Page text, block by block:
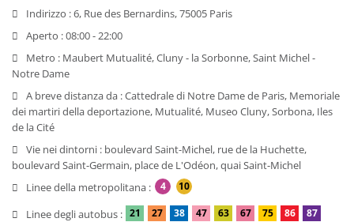
Indirizzo :6, Rue des Bernardins, 75005 Paris
Aperto :08:00 - 22:00
Metro : Maubert Mutualité, Cluny - la Sorbonne, Saint Michel -
Notre Dame
A breve distanza da :Cattedrale di Notre Dame de Paris, Memoriale
dei martiri della deportazione, Mutualité, Museo Cluny, Sorbona, Iles
de la Cité
Vie nei dintorni : boulevard Saint-Michel, rue de la Huchette,
boulevard Saint-Germain, place de L'Odéon, quai Saint-Michel
Linee della metropolitana :
4 10
Linee degli autobus : 21 27 38 47 63 67 75 86
87